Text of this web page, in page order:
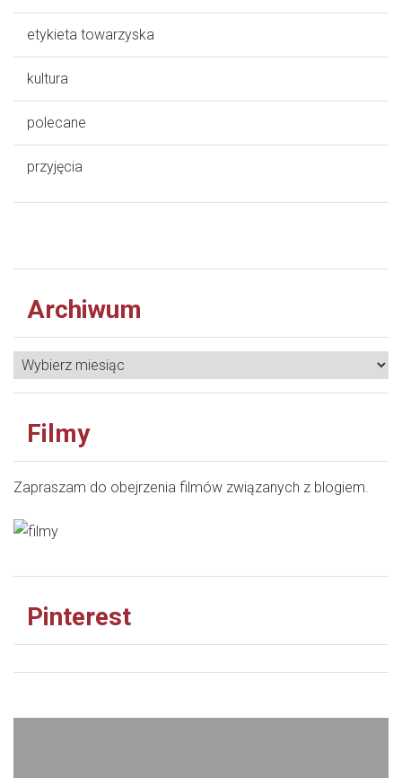
etykieta towarzyska
kultura
polecane
przyjęcia
Archiwum
Filmy
Zapraszam do obejrzenia filmów związanych z blogiem.
Pinterest